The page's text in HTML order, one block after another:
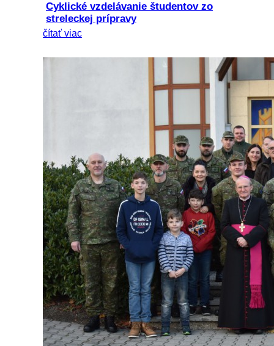
Cyklické vzdelávanie študentov zo
streleckej prípravy
čítať viac